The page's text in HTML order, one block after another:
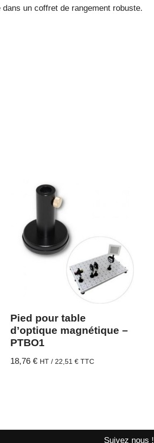
un coffret de rangement robuste.
Pied pour table
d’optique magnétique –
PTBO1
18,76€ HT / 22,51€ TTC
Suivez nous !